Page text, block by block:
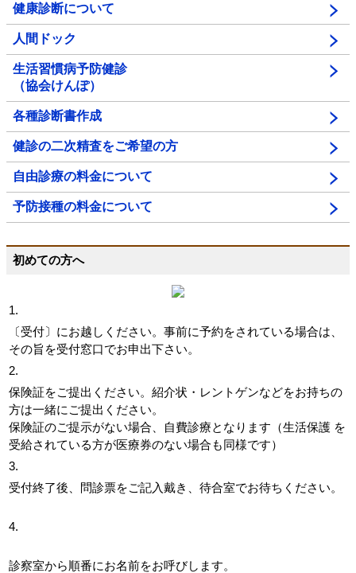
健康診断について
人間ドック
生活習慣病予防健診
（協会けんぽ）
各種診断書作成
健診の二次精査をご希望の方
自由診療の料金について
予防接種の料金について
初めての方へ
1.
〔受付〕にお越しください。事前に予約をされている場合は、
その旨を受付窓口でお申出下さい。
2.
保険証をご提出ください。紹介状・レントゲンなどをお持ちの
方は一緒にご提出ください。
保険証のご提示がない場合、自費診療となります（生活保護 を
受給されている方が医療券のない場合も同様です）
3.
受付終了後、問診票をご記入戴き、待合室でお待ちください。
4.
診察室から順番にお名前をお呼びします。